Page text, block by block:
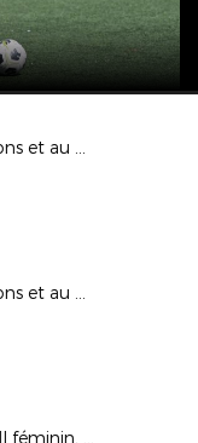
Vœux aux commissions et au CCJ 2/2
Vœux aux commissions et au CCJ 1/2
Zoom sur "le football féminin, c'est déjà un but"